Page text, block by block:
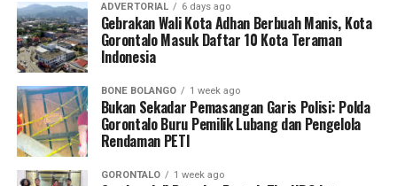
ADVERTORIAL 6 days ago
Gebrakan Wali Kota Adhan Berbuah Manis, Kota
Gorontalo Masuk Daftar 10 Kota Teraman
Indonesia
BONE BOLANGO 1 week ago
Bukan Sekadar Pemasangan Garis Polisi: Polda
Gorontalo Buru Pemilik Lubang dan Pengelola
Rendaman PETI
GORONTALO 1 week ago